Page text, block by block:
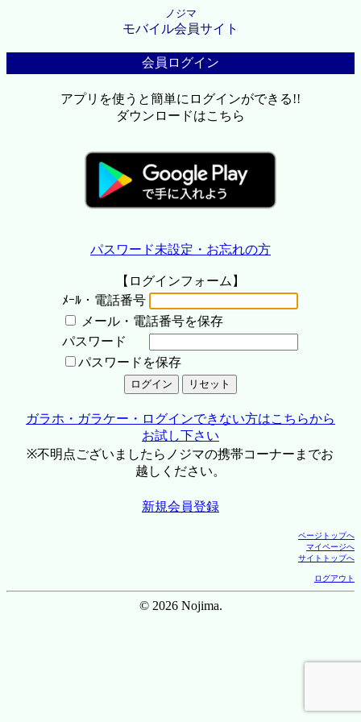
ノジマ
モバイル会員サイト
会員ログイン
アプリを使うと簡単にログインができる!!
ダウンロードはこちら
パスワード未設定・お忘れの方
【ログインフォーム】
ﾒｰﾙ・電話番号
メール・電話番号を保存
パスワード
パスワードを保存
ガラホ・ガラケー・ログインできない方はこちらから
お試し下さい
※不明点ございましたらノジマの携帯コーナーまでお
越しください。
新規会員登録
ページトップへ
マイページへ
サイトトップへ
ログアウト
© 2026 Nojima.